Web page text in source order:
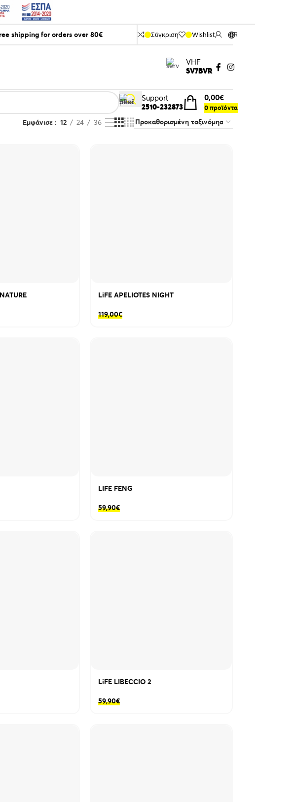
shipping for orders over 80€ Σύγκριση Wishlist GR
VHF
SV7BVR
Support
2510-232873
0προϊόντα
0,00€
Εμφάνισε 12 24 36
LiFE APELIOTES NIGHT
119,00€
LIFE FENG
59,90€
LiFE LIBECCIO 2
59,90€